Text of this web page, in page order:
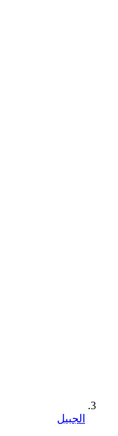
الجبيل